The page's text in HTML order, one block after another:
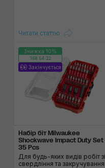
Читати статтю
Знижка 10%
168:54:22
Закінчується
Набір біт Milwaukee
Shockwave Impact Duty Set
35 Pcs
Для будь-яких видів робіт зі
свердління та закручування